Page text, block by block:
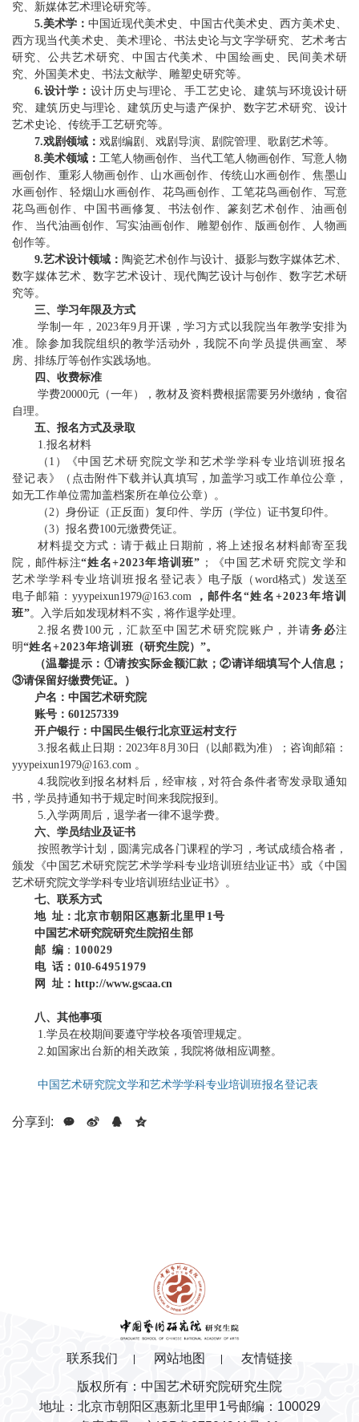
究、新媒体艺术理论研究等。
5.美术学：中国近现代美术史、中国古代美术史、西方美术史、
西方现当代美术史、美术理论、书法史论与文字学研究、艺术考古
研究、公共艺术研究、 中 国古代美术、中国绘画史、民间美术研
究、外国美术史、书法文献学、雕塑史研究等。
6.设计学： 设计历史与理论、手工艺史论、 建筑与环境设计研
究、建筑历史与理论、建筑历史与遗产保护、 数字艺术研究、设计
艺术史论、传统手工艺研究等。
7.戏剧领域： 戏剧编剧、戏剧导演、剧院管理、歌剧艺术等。
8.美术领域：工笔人物画创作、当代工笔人物画创作、写意人物
画创作、重彩人物画创作、山水画创作、传统山水画创作、焦墨山
水画创作、轻烟山水画创作、花鸟画创作、工笔花鸟画创作、写意
花鸟画创作、中国书画修复、书法创作、篆刻艺术创作、油画创
作、当代油画创作、写实油画创作、雕塑创作、版画创作、人物画
创作等。
9.艺术设计领域： 陶瓷艺术创作与设计、摄影与数字媒体艺术、
数字媒体艺术、数字艺术设计、现代陶艺设计与创作、数字艺术研
究等。
三、学习年限及方式
学制一年，2023年9月开课，学习方式以我院当年教学安排为
准。
除参加我院组织的教学活动外，我院不向学员提供画室、琴
房、排练厅等创作实践场地。
四、收费标准
学费20000元 （一年）
，教材及资料费根据需要另外缴纳，食宿
自理。
五、报名方式及录取
1.报名材料
（1）《中国艺术研究院文学和艺术学学科专业培训班报名
登记表 》（点击附件下载并认真填写，加盖学习或工作单位公章，
如无工作单位需加盖档案所在单位公章） 。
（2）身份证（正反面） 复印件、学历（学位）证书复印件。
（3） 报名费100元缴费凭证。
材料提交方式：请于截止日期前，将上述报名材料邮寄至我
院， 邮件标注“姓名+2023年培训班” ； 《中国艺术研究院文学和
艺术学学科专业培训班报名登记表 》 电子版（word格式）发送至
电子邮箱： yyypeixun1979@163.com ，邮件名“姓名+2023年培训
班”。入学后如发现材料不实，将作退学处理。
2.报名费100元，汇款至中国艺术研究院账户，并请务必注
明“姓名+2023年培训 班（研究生院）”。
（温馨提示：①请按实际金额汇款；②请详细填写个人信息；
③请保留好缴费凭证。
）
户名：中国艺术研究院
账号： 601257339
开户银行：中国民生银行北京亚运村支行
3.报名截止日期：2023年8月 30日 （ 以邮戳为准）； 咨询邮箱：
yyypeixun1979@163.com 。
4.我院收到报名材料后，经审核，对符合条件者寄发录取通知
书，学员持通知书于规定时间来我院报到。
5. 入学两周后，退学者一律不退学费。
六、学员结业及证书
按照教学计划，圆满完成各门课程的学习，考试成绩合格者，
颁发《中国艺术研究院艺术学学科专业培训班结业证书》或《中国
艺术研究院文学学科专业培训班结业证书》。
七、联系方式
地 址： 北京市朝阳区惠新北里甲1号
中国艺术研究院研究生院招生部
邮 编 ： 100029
电 话：010-64951979
网 址： http://www.gscaa.cn
八、其他事项
1.学员在校期间要遵守学校各项管理规定。
2.如国家出台新的相关政策，我院将做相应调整。
中国艺术研究院文学和艺术学学科专业培训班报名登记表
分享到:
联系我们 网站地图 友情链接
版权所有：中国艺术研究院研究生院
地址：北京市朝阳区惠新北里甲1号邮编：100029